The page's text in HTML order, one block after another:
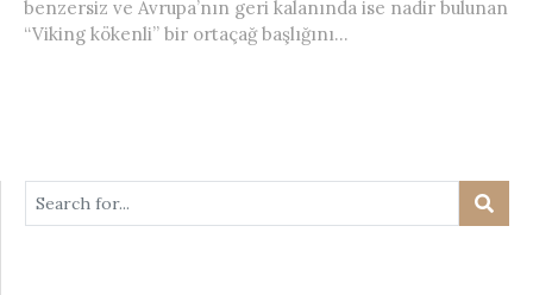
benzersiz ve Avrupa’nın geri kalanında ise nadir bulunan
“Viking kökenli” bir ortaçağ başlığını...